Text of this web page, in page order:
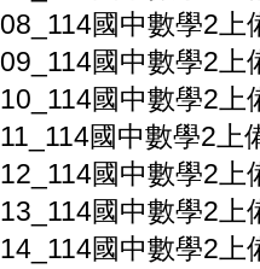
08_114國中數學2上
09_114國中數學2上
10_114國中數學2上
11_114國中數學2上
12_114國中數學2上
13_114國中數學2上
14_114國中數學2上